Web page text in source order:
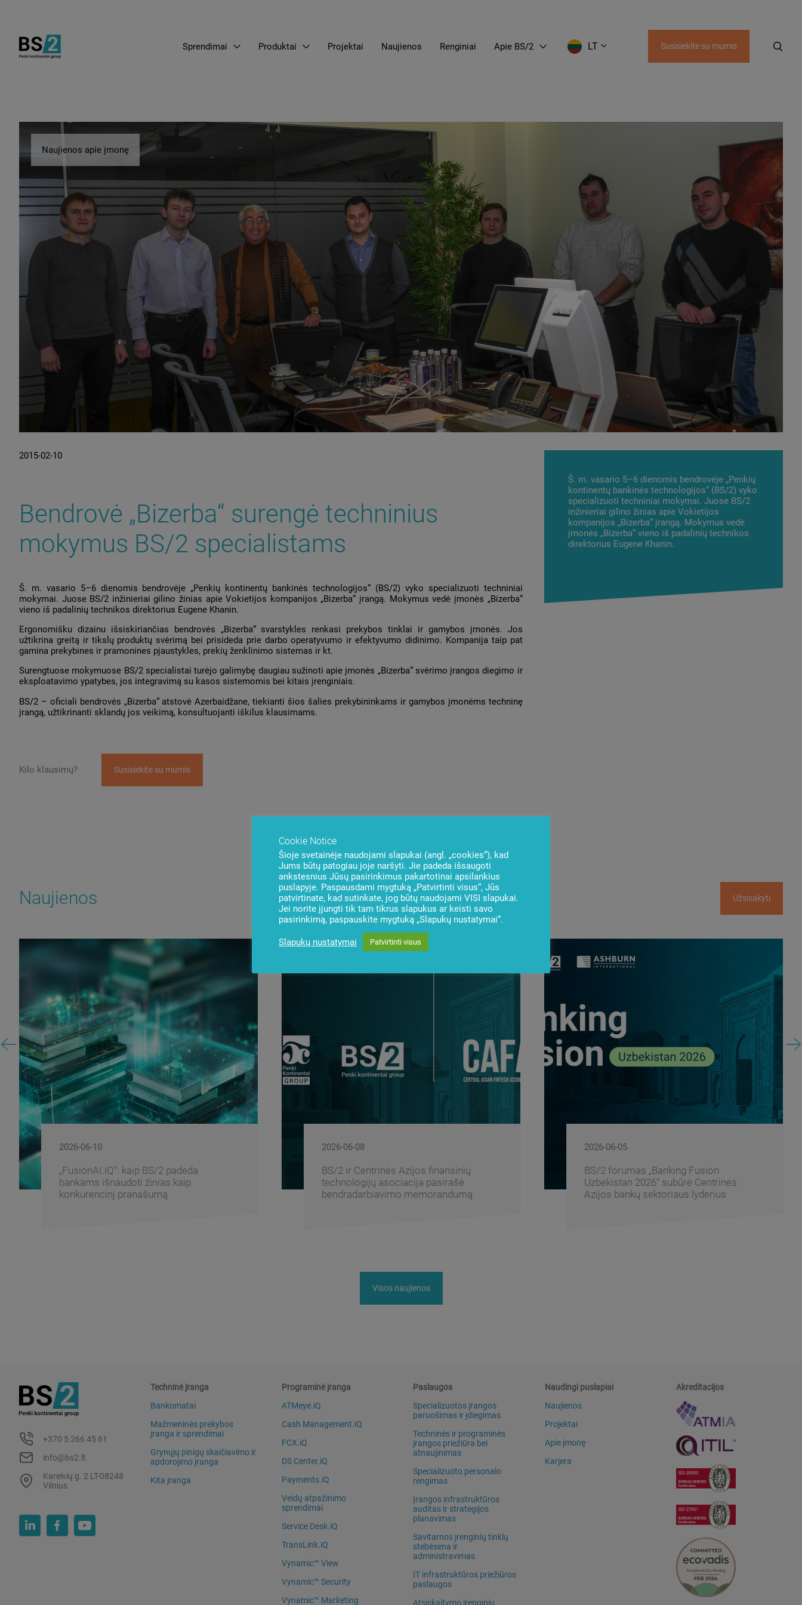
Sprendimai Produktai Projektai Naujienos Renginiai Apie BS/2 LT Susisiekite su mumis
Naujienos apie įmonę
2015-02-10
Bendrovė „Bizerba“ surengė techninius
mokymus BS/2 specialistams
Š. m. vasario 5–6 dienomis bendrovėje „Penkių kontinentų bankinės technologijos“ (BS/2) vyko specializuoti techniniai
mokymai. Juose BS/2 inžinieriai gilino žinias apie Vokietijos kompanijos „Bizerba“ įrangą. Mokymus vedė įmonės „Bizerba“
vieno iš padalinių technikos direktorius Eugene Khanin.
Ergonomišku dizainu išsiskiriančias bendrovės „Bizerba“ svarstykles renkasi prekybos tinklai ir gamybos įmonės. Jos
užtikrina greitą ir tikslų produktų svėrimą bei prisideda prie darbo operatyvumo ir efektyvumo didinimo. Kompanija taip pat
gamina prekybines ir pramonines pjaustykles, prekių ženklinimo sistemas ir kt.
Surengtuose mokymuose BS/2 specialistai turėjo galimybę daugiau sužinoti apie įmonės „Bizerba“ svėrimo įrangos diegimo ir
eksploatavimo ypatybes, jos integravimą su kasos sistemomis bei kitais įrenginiais.
BS/2 – oficiali bendrovės „Bizerba“ atstovė Azerbaidžane, tiekianti šios šalies prekybininkams ir gamybos įmonėms techninę
įrangą, užtikrinanti sklandų jos veikimą, konsultuojanti iškilus klausimams.
Kilo klausimų? Susisiekite su mumis
Š. m. vasario 5–6 dienomis bendrovėje „Penkių
kontinentų bankinės technologijos“ (BS/2) vyko
specializuoti techniniai mokymai. Juose BS/2
inžinieriai gilino žinias apie Vokietijos
kompanijos „Bizerba“ įrangą. Mokymus vedė
įmonės „Bizerba“ vieno iš padalinių technikos
direktorius Eugene Khanin.
Naujienos Užsisakyti
2026-06-10
„FusionAI.iQ“: kaip BS/2 padeda
bankams išnaudoti žinias kaip
konkurencinį pranašumą
2026-06-08
BS/2 ir Centrinės Azijos finansinių
technologijų asociacija pasirašė
bendradarbiavimo memorandumą
2026-06-05
BS/2 forumas „Banking Fusion
Uzbekistan 2026“ subūrė Centrinės
Azijos bankų sektoriaus lyderius
Visos naujienos
+370 5 266 45 61
info@bs2.lt
Kareivių g. 2 LT-08248
Vilnius
Techninė įranga
Bankomatai
Mažmeninės prekybos
įranga ir sprendimai
Grynųjų pinigų skaičiavimo ir
apdorojimo įranga
Kita įranga
Programinė įranga
ATMeye.iQ
Cash Management.iQ
FCX.iQ
DS Center.iQ
Payments.iQ
Veidų atpažinimo
sprendimai
Service Desk.iQ
TransLink.iQ
Vynamic™ View
Vynamic™ Security
Vynamic™ Marketing
Paslaugos
Specializuotos įrangos
paruošimas ir įdiegimas
Techninės ir programinės
įrangos priežiūra bei
atnaujinimas
Specializuoto personalo
rengimas
Įrangos infrastruktūros
auditas ir strategijos
planavimas
Savitarnos įrenginių tinklų
stebėsena ir
administravimas
IT infrastruktūros priežiūros
paslaugos
Atsiskaitymo įrenginių
Naudingi puslapiai
Naujienos
Projektai
Apie įmonę
Karjera
Akreditacijos
Cookie Notice
Šioje svetainėje naudojami slapukai (angl. „cookies“), kad
Jums būtų patogiau joje naršyti. Jie padeda išsaugoti
ankstesnius Jūsų pasirinkimus pakartotinai apsilankius
puslapyje. Paspausdami mygtuką „Patvirtinti visus“, Jūs
patvirtinate, kad sutinkate, jog būtų naudojami VISI slapukai.
Jei norite įjungti tik tam tikrus slapukus ar keisti savo
pasirinkimą, paspauskite mygtuką „Slapukų nustatymai“.
Slapukų nustatymai Patvirtinti visus